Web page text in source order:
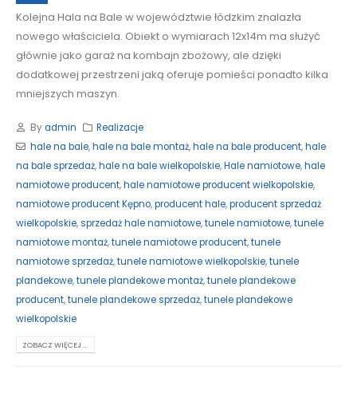
Kolejna Hala na Bale w województwie łódzkim znalazła
nowego właściciela. Obiekt o wymiarach 12x14m ma służyć
głównie jako garaż na kombajn zbożowy, ale dzięki
dodatkowej przestrzeni jaką oferuje pomieści ponadto kilka
mniejszych maszyn.
Byadmin
Realizacje
hale na bale,hale na bale montaż,hale na bale producent,hale
na bale sprzedaż,hale na bale wielkopolskie,Hale namiotowe,hale
namiotowe producent,hale namiotowe producent wielkopolskie,
namiotowe producent Kępno,producent hale,producent sprzedaż
wielkopolskie,sprzedaż hale namiotowe,tunele namiotowe,tunele
namiotowe montaż,tunele namiotowe producent,tunele
namiotowe sprzedaż,tunele namiotowe wielkopolskie,tunele
plandekowe,tunele plandekowe montaż,tunele plandekowe
producent,tunele plandekowe sprzedaż,tunele plandekowe
wielkopolskie
ZOBACZ WIĘCEJ ...